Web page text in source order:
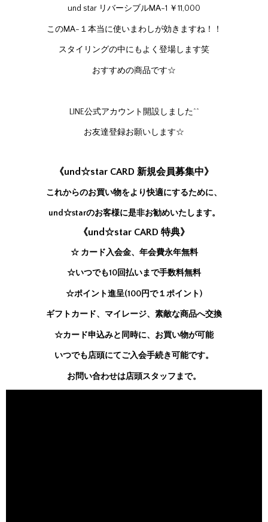
und star リバーシブルMA-1 ￥11,000
このMA-１本当に使いまわしが効きますね！！
スタイリングの中にもよく登場します笑
おすすめの商品です☆
LINE公式アカウント開設しました^^
お友達登録お願いします☆
《und☆star CARD 新規会員募集中》
これからのお買い物をより快適にするために、
und☆starのお客様に是非お勧めいたします。
《und☆star CARD 特典》
☆ カード入会金、年会費永年無料
☆いつでも10回払いまで手数料無料
☆ポイント進呈(100円で１ポイント)
ギフトカード、マイレージ、素敵な商品へ交換
☆カード申込みと同時に、お買い物が可能
いつでも店頭にてご入会手続き可能です。
お問い合わせは店頭スタッフまで。